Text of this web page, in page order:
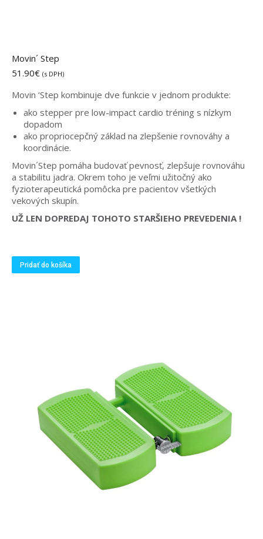
Movin´ Step
51.90€ (s DPH)
Movin ‘Step kombinuje dve funkcie v jednom produkte:
ako stepper pre low-impact cardio tréning s nízkym
dopadom
ako propriocepčný základ na zlepšenie rovnováhy a
koordinácie.
Movin´Step pomáha budovať pevnosť, zlepšuje rovnováhu
a stabilitu jadra. Okrem toho je veľmi užitočný ako
fyzioterapeutická pomôcka pre pacientov všetkých
vekových skupín.
UŽ LEN DOPREDAJ TOHOTO STARŠIEHO PREVEDENIA !
Pridať do košíka